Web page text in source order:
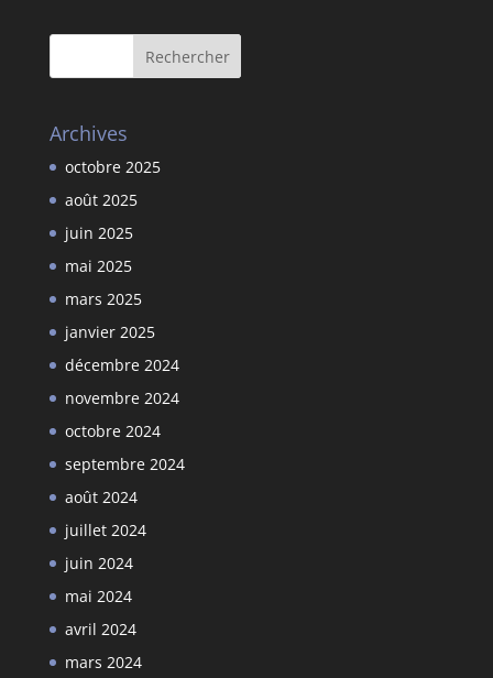
Archives
octobre 2025
août 2025
juin 2025
mai 2025
mars 2025
janvier 2025
décembre 2024
novembre 2024
octobre 2024
septembre 2024
août 2024
juillet 2024
juin 2024
mai 2024
avril 2024
mars 2024